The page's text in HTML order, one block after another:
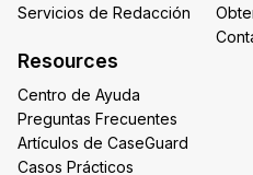
Servicios de Redacción
Resources
Centro de Ayuda
Preguntas Frecuentes
Artículos de CaseGuard
Casos Prácticos